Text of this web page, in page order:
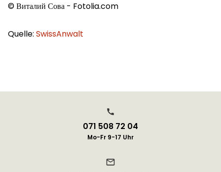
© Виталий Сова - Fotolia.com
Quelle: SwissAnwalt
071 508 72 04
Mo-Fr 9-17 Uhr